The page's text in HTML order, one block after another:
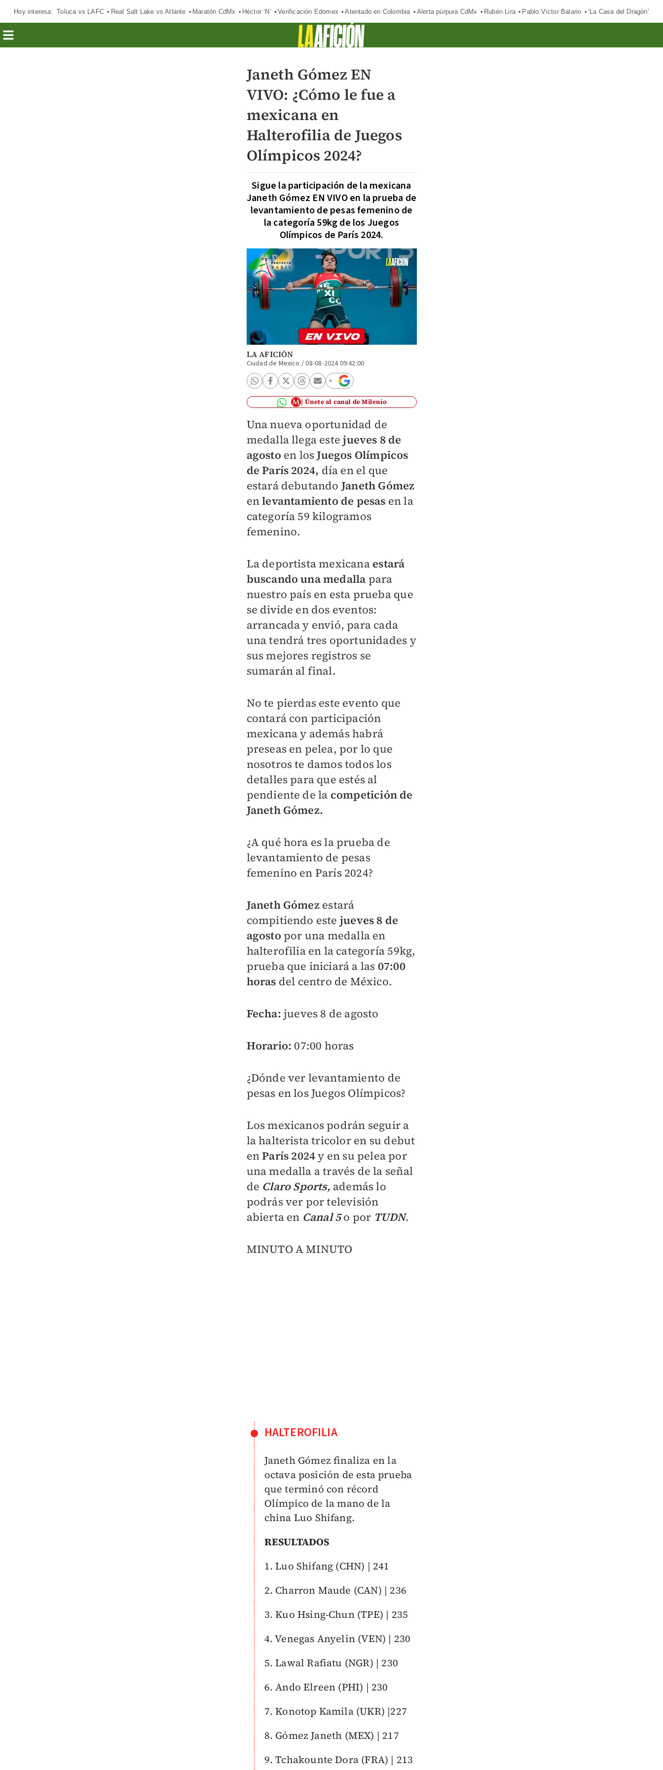
Hoy interesa: Toluca vs LAFC Real Salt Lake vs Atlante Maratón CdMx Héctor ‘N’ Verificación Edomex Atentado en Colombia Alerta púrpura CdMx Rubén Lira Pablo Víctor Balario ‘La Casa del Dragón’
Janeth Gómez EN
VIVO: ¿Cómo le fue a
mexicana en
Halterofilia de Juegos
Olímpicos 2024?
Sigue la participación de la mexicana
Janeth Gómez EN VIVO en la prueba de
levantamiento de pesas femenino de
la categoría 59kg de los Juegos
Olímpicos de París 2024.
LA AFICIÓN
Ciudad de Mexico /08-08-2024 09:42:00
Únete al canal de Milenio
Una nueva oportunidad de
medalla llega estejueves 8 de
agosto en losJuegos Olímpicos
de París 2024, día en el que
estará debutando Janeth Gómez
enlevantamiento de pesas en la
categoría 59 kilogramos
femenino.
La deportista mexicana estará
buscando una medalla para
nuestro país en esta prueba que
se divide en dos eventos:
arrancada y envió, para cada
una tendrá tres oportunidades y
sus mejores registros se
sumarán al final.
No te pierdas este evento que
contará con participación
mexicana y además habrá
preseas en pelea, por lo que
nosotros te damos todos los
detalles para que estés al
pendiente de la competición de
Janeth Gómez.
¿A qué hora es la prueba de
levantamiento de pesas
femenino en París 2024?
Janeth Gómezestará
compitiendo este jueves 8 de
agosto por una medalla en
halterofilia en la categoría 59kg,
prueba que iniciará a las 07:00
horas del centro de México.
Fecha: jueves 8 de agosto
Horario: 07:00 horas
¿Dónde ver levantamiento de
pesas en los Juegos Olímpicos?
Los mexicanos podrán seguir a
la halterista tricolor en su debut
enParís 2024y en su pelea por
una medalla a través de la señal
de Claro Sports, además lo
podrás ver por televisión
abierta en Canal 5o por TUDN.
MINUTO A MINUTO
HALTEROFILIA
Janeth Gómez finaliza en la
octava posición de esta prueba
que terminó con récord
Olímpico de la mano de la
china Luo Shifang.
RESULTADOS
1. Luo Shifang (CHN) | 241
2. Charron Maude (CAN) | 236
3. Kuo Hsing-Chun (TPE) | 235
4. Venegas Anyelin (VEN) | 230
5. Lawal Rafiatu (NGR) | 230
6. Ando Elreen (PHI) | 230
7. Konotop Kamila (UKR) |227
8. Gómez Janeth (MEX) | 217
9. Tchakounte Dora (FRA) | 213